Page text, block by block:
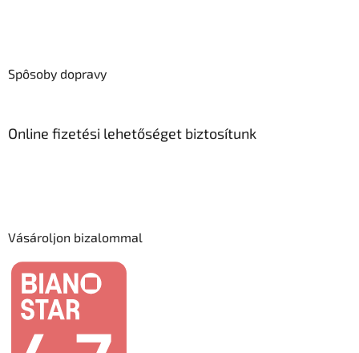
Spôsoby dopravy
Online fizetési lehetőséget biztosítunk
Vásároljon bizalommal